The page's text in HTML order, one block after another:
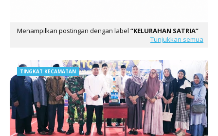
Menampilkan postingan dengan label
KELURAHAN SATRIA
Tunjukkan semua
TINGKAT KECAMATAN